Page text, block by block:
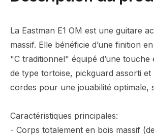
La Eastman E1 OM est une guitare
massif. Elle bénéficie d’une finition
"C traditionnel" équipé d’une
de type tortoise, pickguard assorti et
cordes pour une jouabilité optimale,
Caractéristiques principales:
- Corps totalement en bois massif